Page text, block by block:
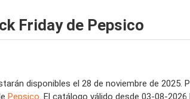
Friday de Pepsico
disponibles el 28 de noviembre de
Pepsico. El catálogo válido desde 03-08-